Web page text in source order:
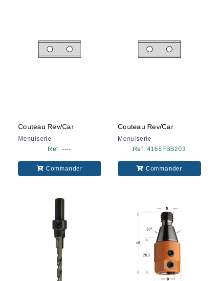
Couteau Rev/car
Menuiserie
Ref. ----
Commander
Couteau Rev/car
Menuiserie
Ref. 4165FBS203
Commander